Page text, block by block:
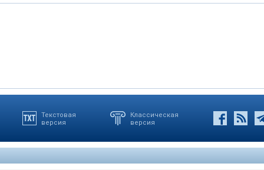
Текстовая
версия
Классическая
версия
Республики Беларусь
Республики Беларусь